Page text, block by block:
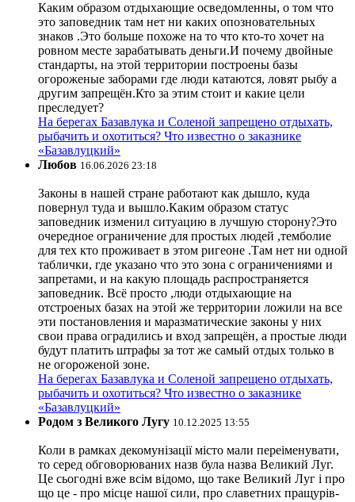
Каким образом отдыхающие осведомленны, о том что
это заповедник там нет ни каких опозновательных
знаков .Это больше похоже на то что кто-то хочет на
ровном месте зарабатывать деньги.И почему двойные
стандарты, на этой территории построены базы
огороженые заборами где люди катаются, ловят рыбу а
другим запрещён.Кто за этим стоит и какие цели
преследует?
На берегах Базавлука и Соленой запрещено отдыхать,
рыбачить и охотиться? Что известно о заказнике
«Базавлуцкий»
Любов 16.06.2026 23:18
Законы в нашей стране работают как дышло, куда
повернул туда и вышло.Каким образом статус
заповедник изменил ситуацию в лучшую сторону?Это
очередное ограничение для простых людей ,темболие
для тех кто проживает в этом ригеоне .Там нет ни одной
таблички, где указано что это зона с ограничениями и
запретами, и на какую площадь распространяется
заповедник. Всё просто ,люди отдыхающие на
отстроеных базах на этой же территории ложили на все
эти постановления и маразматические законы у них
свои права оградились и вход запрещён, а простые люди
будут платить штрафы за тот же самый отдых только в
не огороженой зоне.
На берегах Базавлука и Соленой запрещено отдыхать,
рыбачить и охотиться? Что известно о заказнике
«Базавлуцкий»
Родом з Великого Лугу 10.12.2025 13:55
Коли в рамках декомунізації місто мали переіменувати,
то серед обговорюваних назв була назва Великий Луг.
Це сьогодні вже всім відомо, що таке Великий Луг і про
що це - про місце нашої сили, про славетних пращурів-